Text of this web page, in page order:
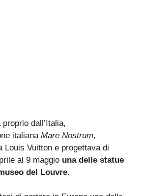
proprio dall’Italia,
italiana Mare Nostrum,
Louis Vuitton e progettava di
al 9 maggio una delle statue
del Louvre.